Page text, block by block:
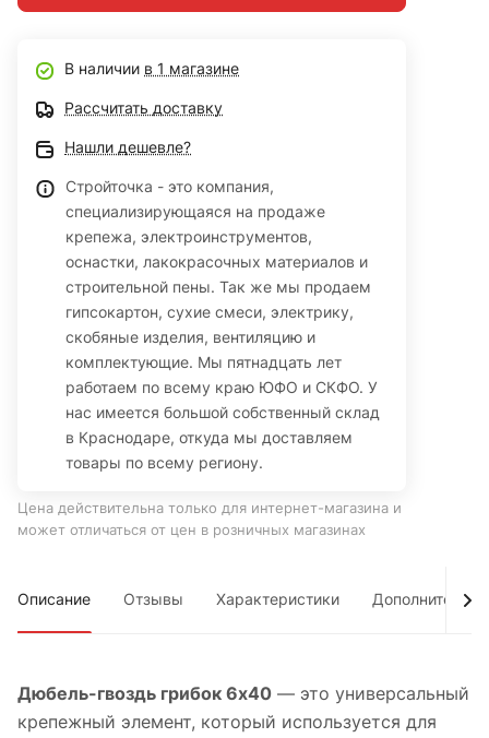
В наличии в 1 магазине
Рассчитать доставку
Нашли дешевле?
Стройточка - это компания,
специализирующаяся на продаже
крепежа, электроинструментов,
оснастки, лакокрасочных материалов и
строительной пены. Так же мы продаем
гипсокартон, сухие смеси, электрику,
скобяные изделия, вентиляцию и
комплектующие. Мы пятнадцать лет
работаем по всему краю ЮФО и СКФО. У
нас имеется большой собственный склад
в Краснодаре, откуда мы доставляем
товары по всему региону.
Цена действительна только для интернет-магазина и
может отличаться от цен в розничных магазинах
Описание Отзывы Характеристики Дополнительно
Дюбель-гвоздь грибок 6х40 — это универсальный
крепежный элемент, который используется для